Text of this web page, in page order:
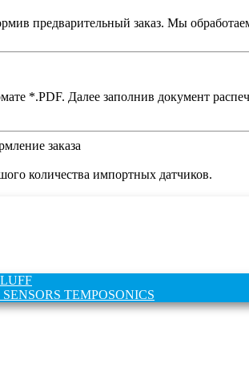
предварительный заказ. Мы
*.PDF. Далее заполнив документ
заказа
количества импортных датчиков.
TEMPOSONICS